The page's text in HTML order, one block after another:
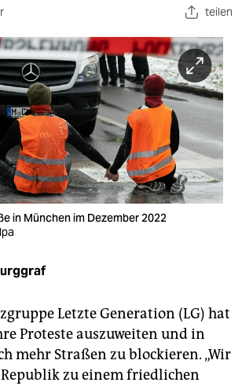
teilen
in München im Dezember 2022
Letzte Generation (LG) hat
Proteste auszuweiten und in
mehr Straßen zu blockieren. „Wir
zu einem friedlichen